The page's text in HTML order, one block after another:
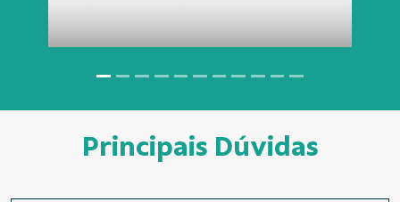
Principais Dúvidas